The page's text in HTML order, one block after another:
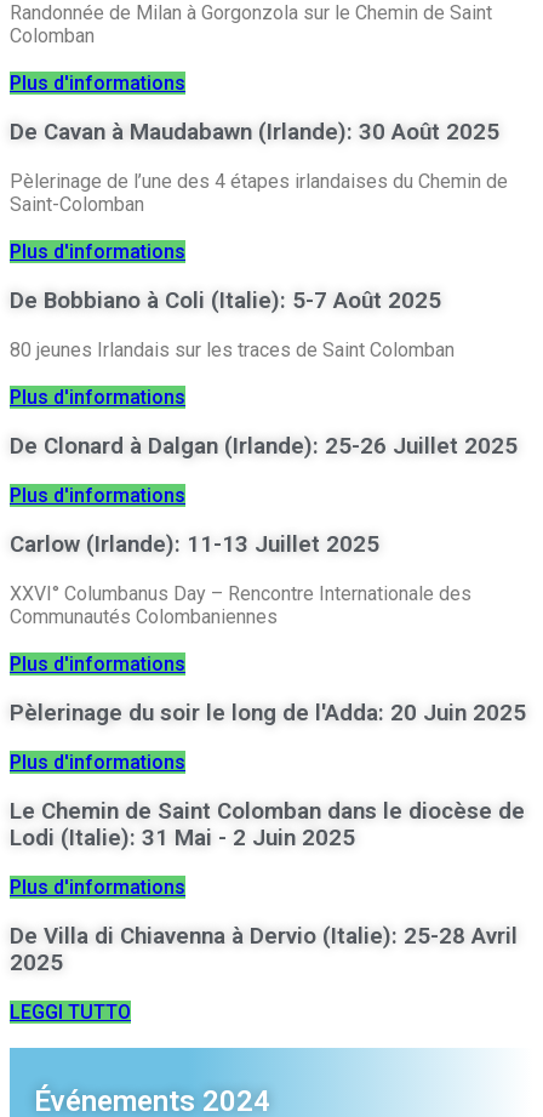
Randonnée de Milan à Gorgonzola sur le Chemin de Saint
Colomban
Plus d'informations
De Cavan à Maudabawn (Irlande): 30 Août 2025
Pèlerinage de l’une des 4 étapes irlandaises du Chemin de
Saint-Colomban
Plus d'informations
De Bobbiano à Coli (Italie): 5-7 Août 2025
80 jeunes Irlandais sur les traces de Saint Colomban
Plus d'informations
De Clonard à Dalgan (Irlande): 25-26 Juillet 2025
Plus d'informations
Carlow (Irlande): 11-13 Juillet 2025
XXVI° Columbanus Day – Rencontre Internationale des
Communautés Colombaniennes
Plus d'informations
Pèlerinage du soir le long de l'Adda: 20 Juin 2025
Plus d'informations
Le Chemin de Saint Colomban dans le diocèse de
Lodi (Italie): 31 Mai - 2 Juin 2025
Plus d'informations
De Villa di Chiavenna à Dervio (Italie): 25-28 Avril
2025
LEGGI TUTTO
Événements 2024